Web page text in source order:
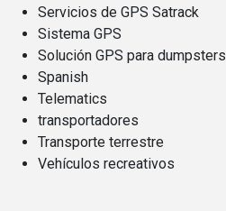
Servicios de GPS Satrack
Sistema GPS
Solución GPS para dumpsters
Spanish
Telematics
transportadores
Transporte terrestre
Vehículos recreativos